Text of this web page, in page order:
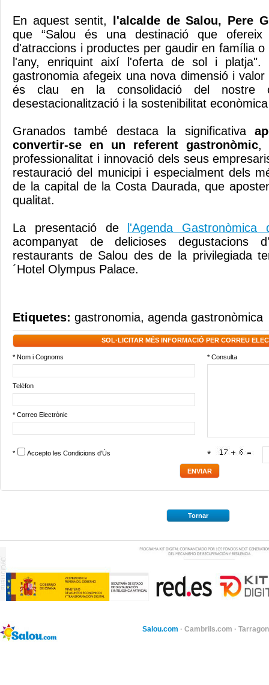
En aquest sentit,
l'alcalde de Salou, Pere
que “Salou és una destinació que
d'atraccions i productes per gaudir en família
l'any, enriquint així l'oferta de sol i platja".
gastronomia afegeix una nova dimensió i
és clau en la consolidació del nostre
desestacionalització i la sostenibilitat
Granados també destaca la significativa
convertir-se en un referent gastronòmic,
professionalitat i innovació dels seus
restauració del municipi i especialment dels
de la capital de la Costa Daurada, que
qualitat.
La presentació de
l'Agenda
acompanyat de delicioses degustacions
restaurants de Salou des de la privilegiada
´Hotel Olympus Palace.
Etiquetes: gastronomia, agenda gastronòmica
SOL·LICITAR MÉS INFORMACIÓ PER CORREU
* Nom i Cognoms * Consulta
Telèfon
* Correo Electrònic
* Accepto les Condicions d'Ús *
Tornar
Salou.com · Cambrils.com ·